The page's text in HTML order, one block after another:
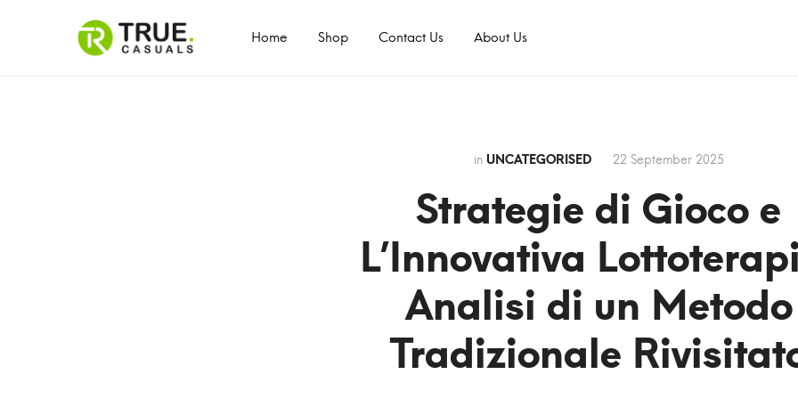
Menu
Home Shop Contact Us About Us
in UNCATEGORISED 22 September 2025
Strategie di Gioco e
L’Innovativa
Analisi di un Metodo
Tradizionale